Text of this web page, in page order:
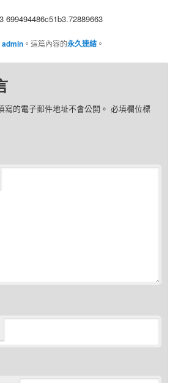
699494486c51b3.72889663
admin 。這篇內容的永久連結 。
寫的電子郵件地址不會公開。 必填欄位標